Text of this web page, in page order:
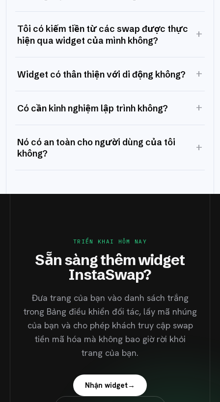
Tôi có kiếm tiền từ các swap được thực
hiện qua widget của mình không?
+
Widget có thân thiện với di động không? +
Có cần kinh nghiệm lập trình không? +
Nó có an toàn cho người dùng của tôi
không?
+
TRIỂN KHAI HÔM NAY
Sẵn sàng thêm widget
InstaSwap?
Đưa trang của bạn vào danh sách trắng
trong Bảng điều khiển đối tác, lấy mã nhúng
của bạn và cho phép khách truy cập swap
tiền mã hóa mà không bao giờ rời khỏi
trang của bạn.
Nhận widget→